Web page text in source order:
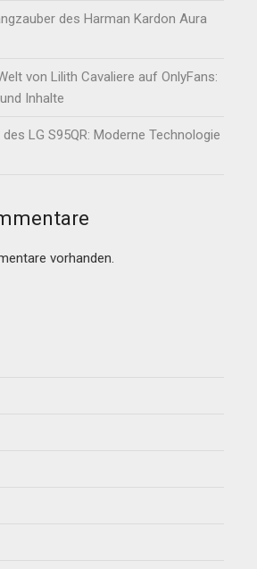
des Harman Kardon Aura
von Lilith Cavaliere auf OnlyFans:
Inhalte
LG S95QR: Moderne Technologie
vorhanden.